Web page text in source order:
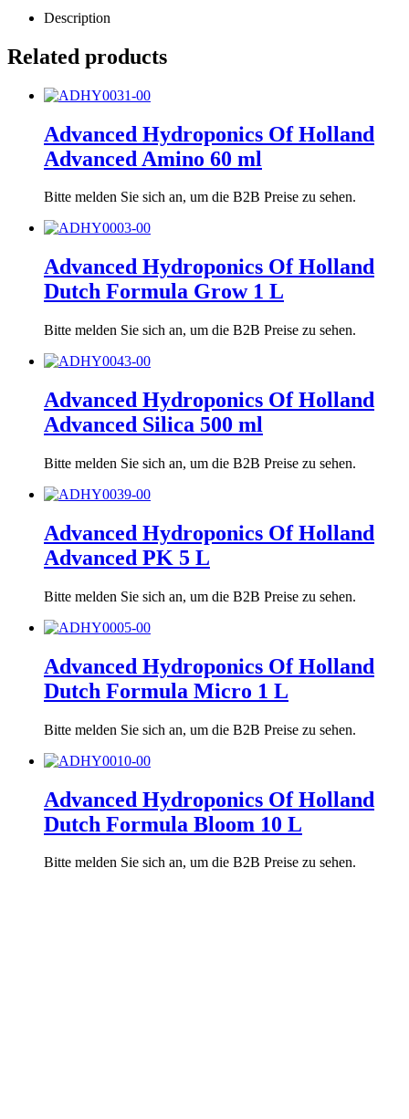
Description
Related products
Advanced Hydroponics Of Holland
Advanced Amino 60 ml
Bitte melden Sie sich an, um die B2B Preise zu sehen.
Advanced Hydroponics Of Holland
Dutch Formula Grow 1 L
Bitte melden Sie sich an, um die B2B Preise zu sehen.
Advanced Hydroponics Of Holland
Advanced Silica 500 ml
Bitte melden Sie sich an, um die B2B Preise zu sehen.
Advanced Hydroponics Of Holland
Advanced PK 5 L
Bitte melden Sie sich an, um die B2B Preise zu sehen.
Advanced Hydroponics Of Holland
Dutch Formula Micro 1 L
Bitte melden Sie sich an, um die B2B Preise zu sehen.
Advanced Hydroponics Of Holland
Dutch Formula Bloom 10 L
Bitte melden Sie sich an, um die B2B Preise zu sehen.